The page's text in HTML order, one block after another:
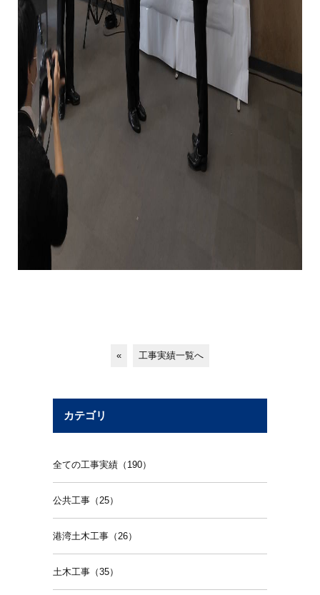
« 工事実績一覧へ
カテゴリ
全ての工事実績（190）
公共工事（25）
港湾土木工事（26）
土木工事（35）